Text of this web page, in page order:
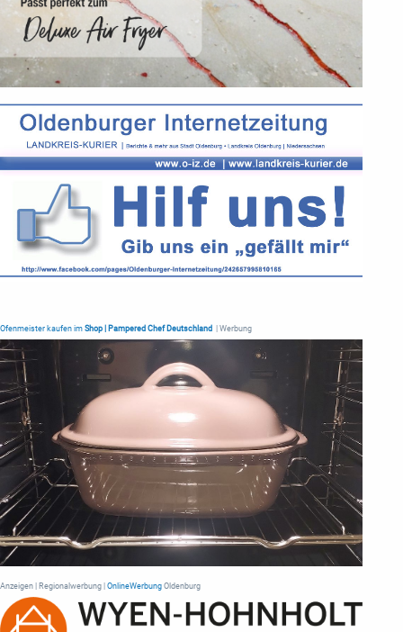
Ofenmeister kaufen im Shop | Pampered Chef Deutschland | Werbung
Anzeigen | Regionalwerbung | OnlineWerbung Oldenburg